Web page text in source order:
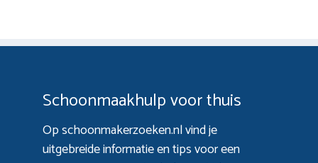
Schoonmaakhulp voor thuis
Op schoonmakerzoeken.nl vind je
uitgebreide informatie en tips voor een